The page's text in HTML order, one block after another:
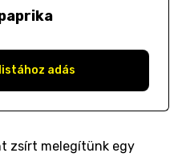
adás
zsírt melegítünk egy